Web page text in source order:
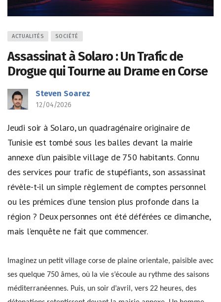
ACTUALITÉS SOCIÉTÉ
Assassinat à Solaro : Un Trafic de
Drogue qui Tourne au Drame en Corse
Steven Soarez
12/04/2026
Jeudi soir à Solaro, un quadragénaire originaire de
Tunisie est tombé sous les balles devant la mairie
annexe d’un paisible village de 750 habitants. Connu
des services pour trafic de stupéfiants, son assassinat
révèle-t-il un simple règlement de comptes personnel
ou les prémices d’une tension plus profonde dans la
région ? Deux personnes ont été déférées ce dimanche,
mais l’enquête ne fait que commencer.
Imaginez un petit village corse de plaine orientale, paisible avec
ses quelque 750 âmes, où la vie s’écoule au rythme des saisons
méditerranéennes. Puis, un soir d’avril, vers 22 heures, des